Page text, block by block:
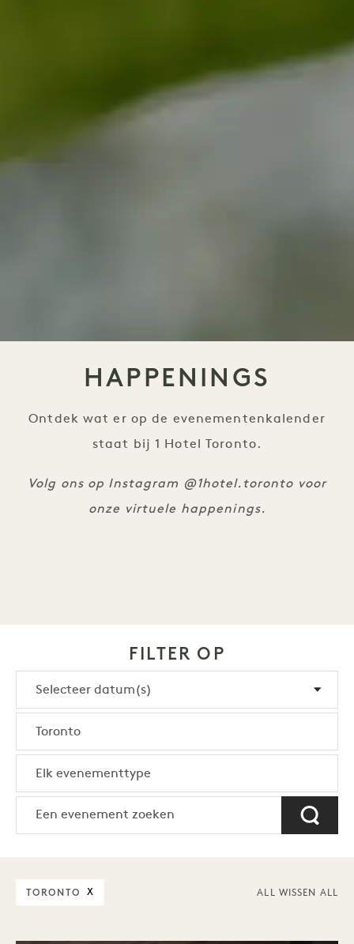
HAPPENINGS
Ontdek wat er op de evenementenkalender
staat bij 1 Hotel Toronto.
Volg ons op Instagram @1hotel.toronto voor
onze virtuele happenings.
FILTER OP
TORONTO X ALL WISSEN ALL